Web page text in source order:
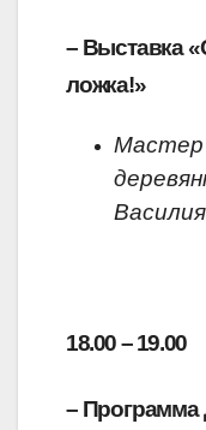
– Выставка
ложка!»
Мастер
18.00 – 19.00
–